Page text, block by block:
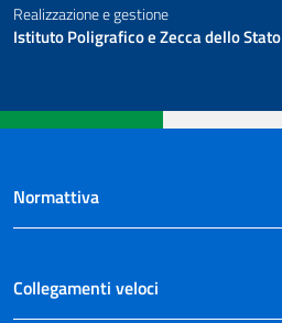
Realizzazione e gestione
Istituto Poligrafico e Zecca dello Stato
Normattiva
Collegamenti veloci